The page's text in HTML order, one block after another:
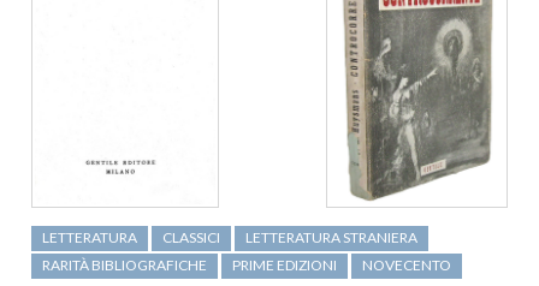
LETTERATURA CLASSICI
LETTERATURA STRANIERA
RARITÀ BIBLIOGRAFICHE
PRIME EDIZIONI NOVECENTO